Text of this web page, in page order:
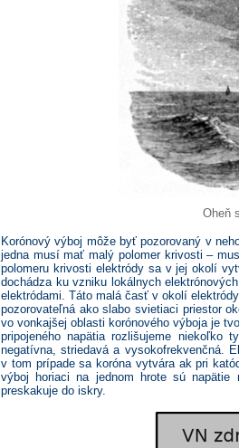
Oheň
Korónový výboj môže byť pozorovaný v
jedna musí mať malý polomer krivosti –
polomeru krivosti elektródy sa v jej okolí
dochádza ku vzniku lokálnych
elektródami. Táto malá časť v okolí
pozorovateľná ako slabo svietiaci priestor
vo vonkajšej oblasti korónového výboja je
pripojeného napätia rozlišujeme niekoľko
negatívna, striedavá a vysokofrekvenčná.
v tom prípade sa koróna vytvára ak pri
výboj horiaci na jednom hrote sú
preskakuje do iskry.